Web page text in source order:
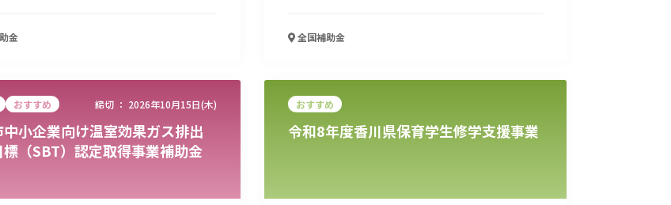
金 全国補助金
おすすめ 締切 ： 2026年10月15日(木)
中小企業向け温室効果ガス排出
（SBT）認定取得事業補助金
おすすめ
令和8年度香川県保育学生修学支援事業